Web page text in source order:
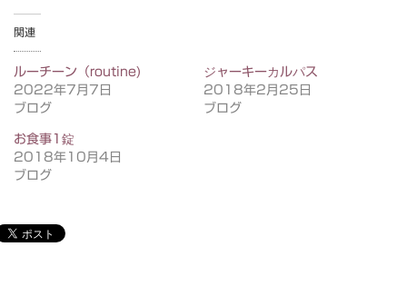
関連
ルーチーン（routine)
2022年7月7日
ブログ
ジャーキーカルパス
2018年2月25日
ブログ
お食事1錠
2018年10月4日
ブログ